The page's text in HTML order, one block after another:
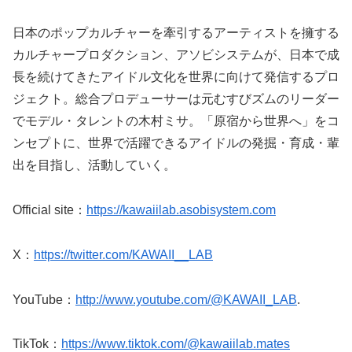
日本のポップカルチャーを牽引するアーティストを擁する
カルチャープロダクション、アソビシステムが、日本で成
長を続けてきたアイドル文化を世界に向けて発信するプロ
ジェクト。総合プロデューサーは元むすびズムのリーダー
でモデル・タレントの木村ミサ。「原宿から世界へ」をコ
ンセプトに、世界で活躍できるアイドルの発掘・育成・輩
出を目指し、活動していく。
Official site： https://kawaiilab.asobisystem.com
X： https://twitter.com/KAWAII__LAB
YouTube： http://www.youtube.com/@KAWAII_LAB.
TikTok： https://www.tiktok.com/@kawaiilab.mates